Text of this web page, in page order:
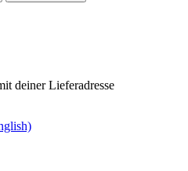
deiner Lieferadresse